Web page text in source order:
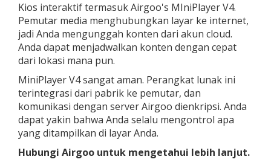
Kios interaktif termasuk Airgoo's MIniPlayer V4.
Pemutar media menghubungkan layar ke internet,
jadi Anda mengunggah konten dari akun cloud.
Anda dapat menjadwalkan konten dengan cepat
dari lokasi mana pun.
MiniPlayer V4 sangat aman. Perangkat lunak ini
terintegrasi dari pabrik ke pemutar, dan
komunikasi dengan server Airgoo dienkripsi. Anda
dapat yakin bahwa Anda selalu mengontrol apa
yang ditampilkan di layar Anda.
Hubungi Airgoo untuk mengetahui lebih lanjut.